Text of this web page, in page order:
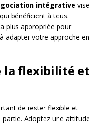
intégrative vise
bénéficient à tous.
plus appropriée pour
adapter votre approche en
la flexibilité et
de rester flexible et
partie. Adoptez une attitude